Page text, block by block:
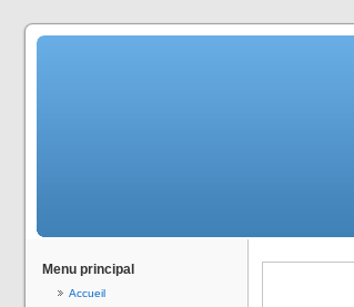
Menu principal
Accueil